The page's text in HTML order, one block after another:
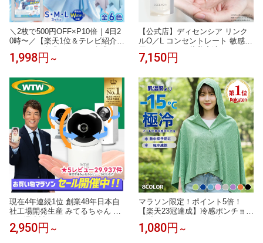
＼2枚で500円OFF×P10倍｜4日2
0時〜／【楽天1位＆テレビ紹介】
ポンチョ 冷感 S / M / L 冷感ポン
チョ キッズ サッカー クールタオ
ポンチョ ラッシュガード フード
付き 冷却ポンチョ ひんやり アイ
ス ポンチョ UV 最大 98％カット
1,998円 ～
【公式店】ディセンシア リンク
ルO／L コンセントレート 敏感肌
用 しわ オイル状美容液 オイル
コラーゲン 保湿 アルコールフリ
規品
7,150円
現在4年連続1位 創業48年日本自
社工場開発生産 みてるちゃん 50
防犯カメラ Amazon国内サーバー
2,950円 ～
マラソン限定！ポイント5倍！
【楽天23冠達成】冷感ポンチョ
ポンチョ 冷感アイテム アイス冷
1,080円 ～